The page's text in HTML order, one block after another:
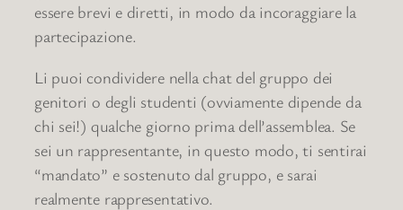
essere brevi e diretti, in modo da incoraggiare la
partecipazione.
Li puoi condividere nella chat del gruppo dei
genitori o degli studenti (ovviamente dipende da
chi sei!) qualche giorno prima dell’assemblea. Se
sei un rappresentante, in questo modo, ti sentirai
“mandato” e sostenuto dal gruppo, e sarai
realmente rappresentativo.